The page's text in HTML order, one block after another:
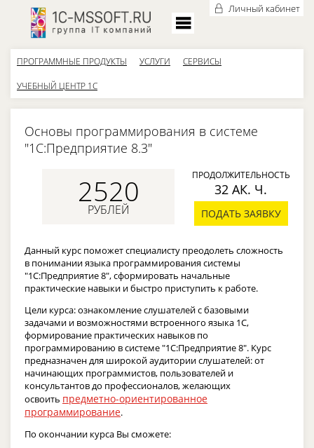
Личный кабинет
ПРОГРАММНЫЕ ПРОДУКТЫ УСЛУГИ СЕРВИСЫ
УЧЕБНЫЙ ЦЕНТР 1С
Основы программирования в системе
"1C:Предприятие 8.3"
2520
РУБЛЕЙ
ПРОДОЛЖИТЕЛЬНОСТЬ
32 АК. Ч.
ПОДАТЬ ЗАЯВКУ
Данный курс поможет специалисту преодолеть сложность
в понимании языка программирования системы
"1С:Предприятие 8", сформировать начальные
практические навыки и быстро приступить к работе.
Цели курса: ознакомление слушателей с базовыми
задачами и возможностями встроенного языка 1С,
формирование практических навыков по
программированию в системе "1С:Предприятие 8". Курс
предназначен для широкой аудитории слушателей: от
начинающих программистов, пользователей и
консультантов до профессионалов, желающих
освоить предметно-ориентированное
программирование.
По окончании курса Вы сможете: